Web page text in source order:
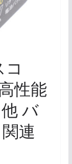
性能
バ
連